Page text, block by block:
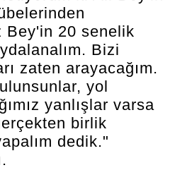
Bey'in 20 senelik
Bizi
zaten arayacağım.
yol
yanlışlar varsa
birlik
dedik."